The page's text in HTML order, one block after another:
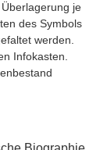
je
des Symbols
werden.
Infokasten.